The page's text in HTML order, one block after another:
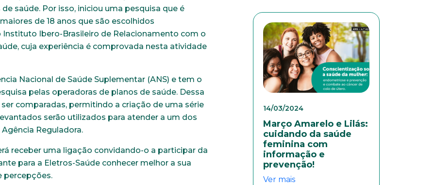
saúde. Por isso, iniciou uma pesquisa que é
de 18 anos que são escolhidos
Ibero-Brasileiro de Relacionamento com o
cuja experiência é comprovada nesta atividade
Nacional de Saúde Suplementar (ANS) e tem o
pelas operadoras de planos de saúde. Dessa
comparadas, permitindo a criação de uma série
serão utilizados para atender a um dos
Reguladora.
receber uma ligação convidando-o a participar da
para a Eletros-Saúde conhecer melhor a sua
percepções.
14/03/2024
Março Amarelo e Lilás:
cuidando da saúde
feminina com
informação e
prevenção!
Ver mais